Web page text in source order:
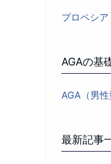
プロペシア
AGAの基
AGA（男
最新記事